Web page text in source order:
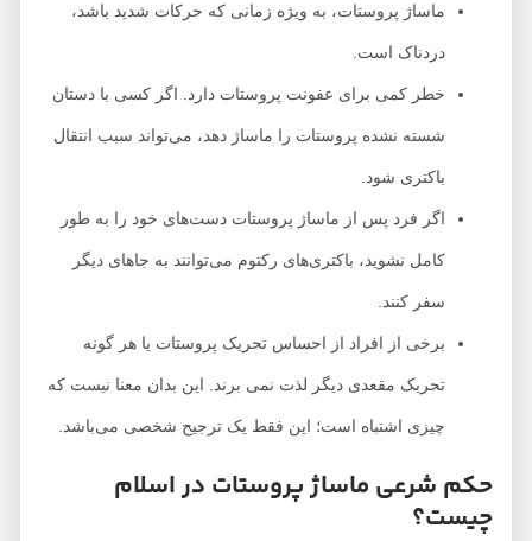
ماساژ پروستات، به ویژه زمانی که حرکات شدید باشد،
دردناک است.
خطر کمی برای عفونت پروستات دارد. اگر کسی با دستان
شسته نشده پروستات را ماساژ دهد، می‌تواند سبب انتقال
باکتری شود.
اگر فرد پس از ماساژ پروستات دست‌های خود را به طور
کامل نشوید، باکتری‌های رکتوم می‌توانند به جاهای دیگر
سفر کنند.
برخی از افراد از احساس تحریک پروستات یا هر گونه
تحریک مقعدی دیگر لذت نمی برند. این بدان معنا نیست که
چیزی اشتباه است؛ این فقط یک ترجیح شخصی می‌باشد.
حکم شرعی ماساژ پروستات در اسلام
چیست؟